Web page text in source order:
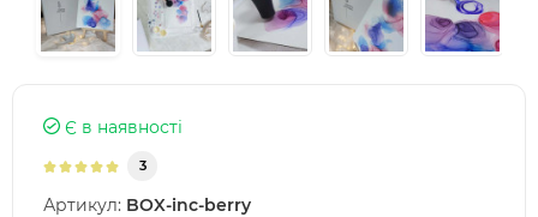
Є в наявності
3
Артикул: BOX-inc-berry